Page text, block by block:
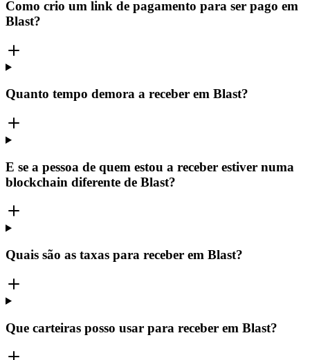
Como crio um link de pagamento para ser pago em
Blast?
Quanto tempo demora a receber em Blast?
E se a pessoa de quem estou a receber estiver numa
blockchain diferente de Blast?
Quais são as taxas para receber em Blast?
Que carteiras posso usar para receber em Blast?